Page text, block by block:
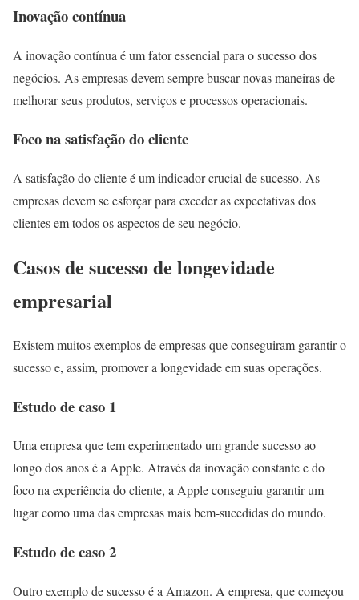
Inovação contínua
A inovação contínua é um fator essencial para o sucesso dos
negócios. As empresas devem sempre buscar novas maneiras de
melhorar seus produtos, serviços e processos operacionais.
Foco na satisfação do cliente
A satisfação do cliente é um indicador crucial de sucesso. As
empresas devem se esforçar para exceder as expectativas dos
clientes em todos os aspectos de seu negócio.
Casos de sucesso de longevidade
empresarial
Existem muitos exemplos de empresas que conseguiram garantir o
sucesso e, assim, promover a longevidade em suas operações.
Estudo de caso 1
Uma empresa que tem experimentado um grande sucesso ao
longo dos anos é a Apple. Através da inovação constante e do
foco na experiência do cliente, a Apple conseguiu garantir um
lugar como uma das empresas mais bem-sucedidas do mundo.
Estudo de caso 2
Outro exemplo de sucesso é a Amazon. A empresa, que começou